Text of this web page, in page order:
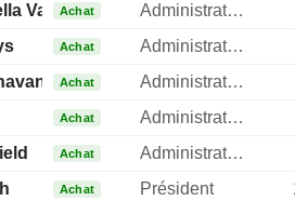
ValleAchat
Administrateur
Achat
Administrateur
Achat
Administrateur
Achat
Administrateur
Achat
Administrateur
Achat Président